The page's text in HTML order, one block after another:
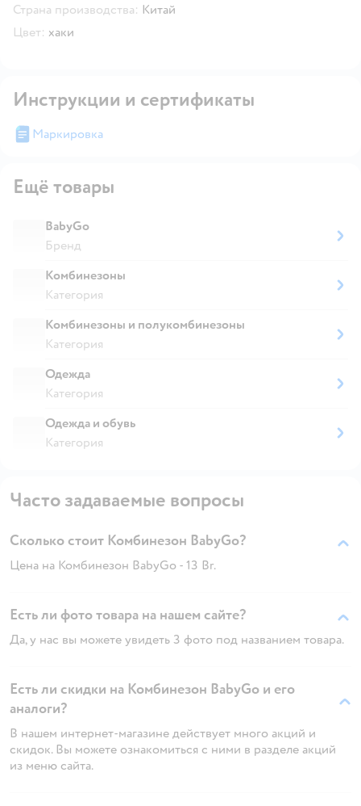
Страна производства: Китай
Цвет: хаки
Инструкции и сертификаты
Маркировка
Ещё товары
BabyGo
Бренд
Комбинезоны
Категория
Комбинезоны и полукомбинезоны
Категория
Одежда
Категория
Одежда и обувь
Категория
Часто задаваемые вопросы
Сколько стоит Комбинезон BabyGo?
Цена на Комбинезон BabyGo - 13 Br.
Есть ли фото товара на нашем сайте?
Да, у нас вы можете увидеть 3 фото под названием товара.
Есть ли скидки на Комбинезон BabyGo и его
аналоги?
В нашем интернет-магазине действует много акций и
скидок. Вы можете ознакомиться с ними в разделе акций
из меню сайта.